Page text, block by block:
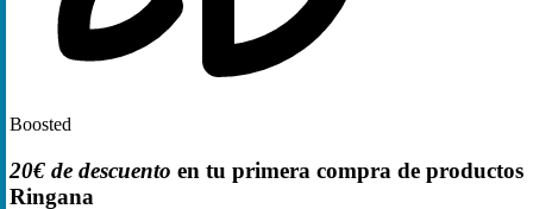
Boosted
20€ de descuento en tu primera compra de productos
Ringana